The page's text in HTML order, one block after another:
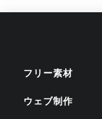
フリー素材
ウェブ制作